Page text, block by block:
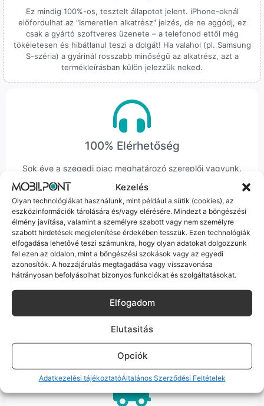
Kezelés
Olyan technológiákat használunk, mint például a sütik (cookies), az
eszközinformációk tárolására és/vagy elérésére. Mindezt a böngészési
élmény javítása, valamint a személyre szabott vagy nem személyre
szabott hirdetések megjelenítése érdekében tesszük. Ezen technológiák
elfogadása lehetővé teszi számunkra, hogy olyan adatokat dolgozzunk
fel ezen az oldalon, mint a böngészési szokások vagy az egyedi
azonosítók. A hozzájárulás megtagadása vagy visszavonása
hátrányosan befolyásolhat bizonyos funkciókat és szolgáltatásokat.
Elfogadom
Elutasitás
Opciók
Adatkezelési tájékoztatóÁltalános Szerződési Feltételek
Ez mindig 100%-os, tesztelt állapotot jelent. iPhone-oknál
előfordulhat az "Ismeretlen alkatrész" jelzés, de ne aggódj, ez
csak a gyártó szoftveres üzenete – a telefonod ettől még
tökéletesen és hibátlanul teszi a dolgát! Ha valahol (pl. Samsung
S-széria) a gyárinál rosszabb minőségű az alkatrész, azt a
termékleírásban külön jelezzük neked.
100% Elérhetőség
Sok éve a szegedi piac meghatározó szereplői vagyunk.
Nem egy arctalan webshop vagyunk: ha kérdésed van, élő
ember veszi fel a telefont, és személyesen is megtalálsz
minket Szegeden.
Korrekt Ügyintézés
Hibázni emberi dolog, de a felelősségvállalás nálunk alap.
Ha ritkán előfordul egy hiba, nem kifogásokat keresünk,
hanem megoldást. Szakértő kollégáink azonnal kézbe
veszik az ügyedet.